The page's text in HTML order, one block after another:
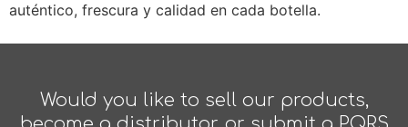
auténtico, frescura y calidad en cada botella.
Would you like to sell our products,